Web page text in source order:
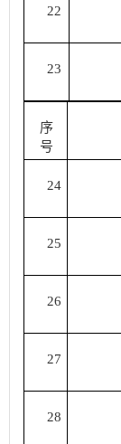
22
23
序
号
24
25
26
27
28